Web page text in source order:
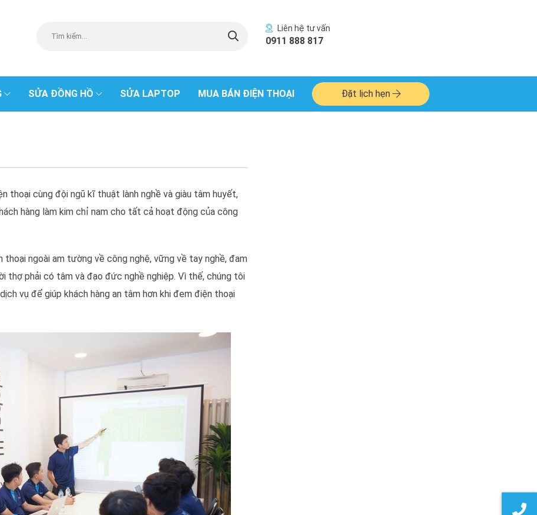
Liên hệ tư vấn
0911 888 817
SỬA ĐỒNG HỒ SỬA LAPTOP MUA BÁN ĐIỆN THOẠI Đặt lịch hẹn
cùng đội ngũ kĩ thuật lành nghề và giàu tâm huyết,
hàng làm kim chỉ nam cho tất cả hoạt động của công
thoại ngoài am tường về công nghệ, vững về tay nghề, đam
phải có tâm và đạo đức nghề nghiệp. Vì thế, chúng tôi
vụ để giúp khách hàng an tâm hơn khi đem điện thoại